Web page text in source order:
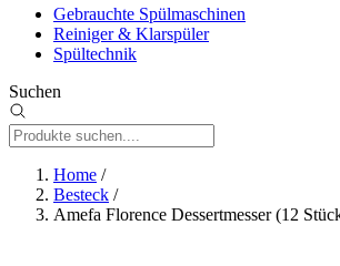
Gebrauchte Spülmaschinen
Reiniger & Klarspüler
Spültechnik
Suchen
Home /
Besteck /
Amefa Florence Dessertmesser (12